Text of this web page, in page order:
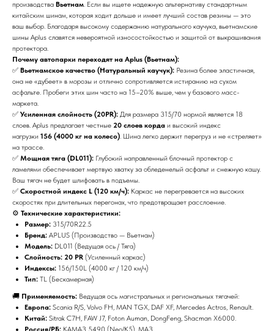
производства Вьетнам. Если вы ищете надежную альтернативу стандартным
китайским шинам, которая ходит дольше и имеет лучший состав резины — это
ваш выбор. Благодаря высокому содержанию натурального каучука, вьетнамские
шины Aplus славятся невероятной износостойкостью и защитой от выкрашивания
протектора.
Почему автопарки переходят на Aplus (Вьетнам):
✅ Вьетнамское качество (Натуральный каучук): Резина более эластичная,
она не «дубеет» в морозы и отлично сопротивляется истиранию на сухом
асфальте. Пробеги этих шин часто на 15–20% выше, чем у базового масс-
маркета.
✅ Усиленная слойность (20PR): Для размера 315/70 нормой является 18
слоев. Aplus предлагает честные 20 слоев корда и высокий индекс
нагрузки 156 (4000 кг на колесо). Шина легко держит перегруз и не «стреляет»
на трассе.
✅ Мощная тяга (DL011): Глубокий направленный блочный протектор с
ламелями обеспечивает мертвую хватку за обледенелый асфальт и снежную кашу.
Ваш тягач не будет шлифовать в подъемы.
✅ Скоростной индекс L (120 км/ч): Каркас не перегревается на высоких
скоростях при длительных перегонах, что предотвращает расслоение.
⚙️ Технические характеристики:
Размер: 315/70R22.5
Бренд: APLUS (Производство — Вьетнам)
Модель: DL011 (Ведущая ось / Тяга)
Слойность: 20 PR (Усиленный каркас)
Индексы: 156/150L (4000 кг / 120 км/ч)
Тип: TL (Бескамерная)
🚚 Применяемость: Ведущая ось магистральных и региональных тягачей:
Европа: Scania R/S, Volvo FH, MAN TGX, DAF XF, Mercedes Actros, Renault.
Китай: Sitrak C7H, FAW J7, Foton Auman, DongFeng, Shacman X6000.